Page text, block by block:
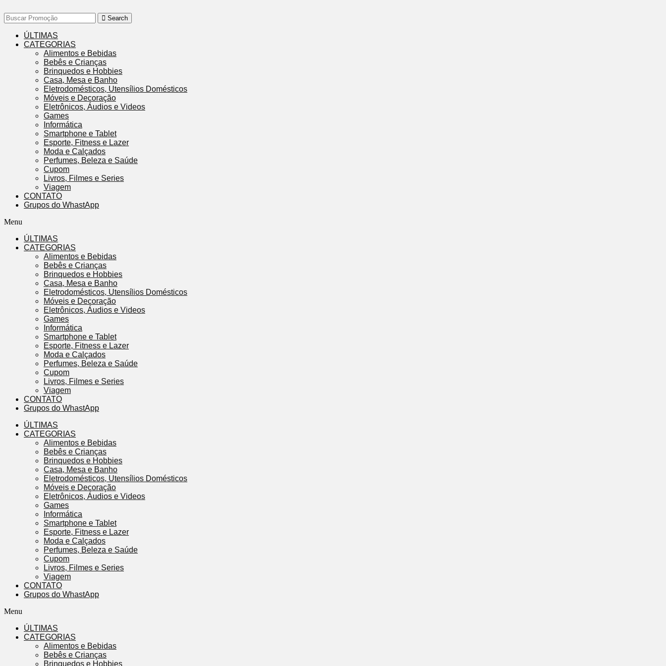
Search
ÚLTIMAS
CATEGORIAS
Alimentos e Bebidas
Bebês e Crianças
Brinquedos e Hobbies
Casa, Mesa e Banho
Eletrodomésticos, Utensílios Domésticos
Móveis e Decoração
Eletrônicos, Áudios e Videos
Games
Informática
Smartphone e Tablet
Esporte, Fitness e Lazer
Moda e Calçados
Perfumes, Beleza e Saúde
Cupom
Livros, Filmes e Series
Viagem
CONTATO
Grupos do WhastApp
Menu
ÚLTIMAS
CATEGORIAS
Alimentos e Bebidas
Bebês e Crianças
Brinquedos e Hobbies
Casa, Mesa e Banho
Eletrodomésticos, Utensílios Domésticos
Móveis e Decoração
Eletrônicos, Áudios e Videos
Games
Informática
Smartphone e Tablet
Esporte, Fitness e Lazer
Moda e Calçados
Perfumes, Beleza e Saúde
Cupom
Livros, Filmes e Series
Viagem
CONTATO
Grupos do WhastApp
ÚLTIMAS
CATEGORIAS
Alimentos e Bebidas
Bebês e Crianças
Brinquedos e Hobbies
Casa, Mesa e Banho
Eletrodomésticos, Utensílios Domésticos
Móveis e Decoração
Eletrônicos, Áudios e Videos
Games
Informática
Smartphone e Tablet
Esporte, Fitness e Lazer
Moda e Calçados
Perfumes, Beleza e Saúde
Cupom
Livros, Filmes e Series
Viagem
CONTATO
Grupos do WhastApp
Menu
ÚLTIMAS
CATEGORIAS
Alimentos e Bebidas
Bebês e Crianças
Brinquedos e Hobbies